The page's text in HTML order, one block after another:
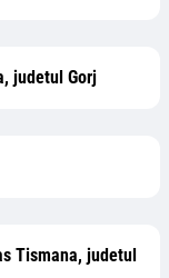
judetul Gorj
Tismana, judetul